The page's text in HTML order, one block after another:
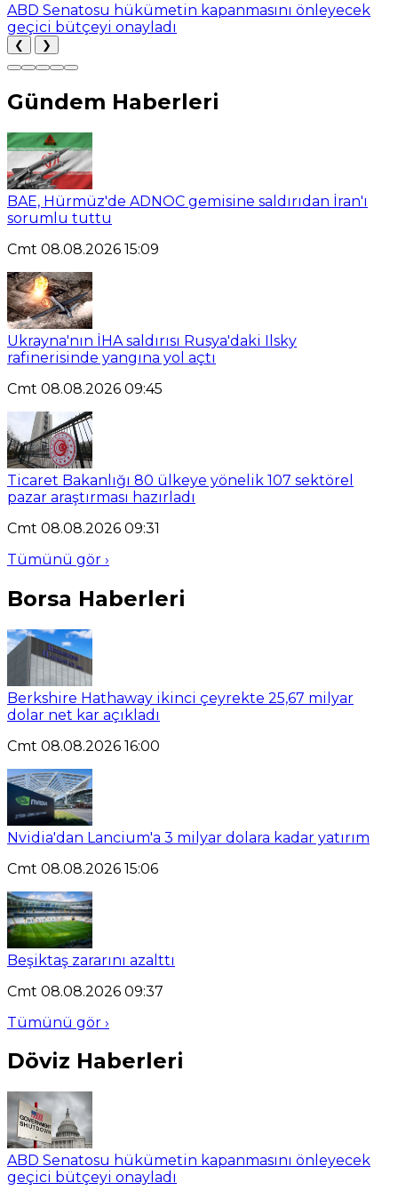
ABD Senatosu hükümetin kapanmasını önleyecek
geçici bütçeyi onayladı
❮ ❯
Gündem Haberleri
BAE, Hürmüz'de ADNOC gemisine saldırıdan İran'ı
sorumlu tuttu
Cmt 08.08.2026 15:09
Ukrayna'nın İHA saldırısı Rusya'daki Ilsky
rafinerisinde yangına yol açtı
Cmt 08.08.2026 09:45
Ticaret Bakanlığı 80 ülkeye yönelik 107 sektörel
pazar araştırması hazırladı
Cmt 08.08.2026 09:31
Tümünü gör ›
Borsa Haberleri
Berkshire Hathaway ikinci çeyrekte 25,67 milyar
dolar net kar açıkladı
Cmt 08.08.2026 16:00
Nvidia'dan Lancium'a 3 milyar dolara kadar yatırım
Cmt 08.08.2026 15:06
Beşiktaş zararını azalttı
Cmt 08.08.2026 09:37
Tümünü gör ›
Döviz Haberleri
ABD Senatosu hükümetin kapanmasını önleyecek
geçici bütçeyi onayladı